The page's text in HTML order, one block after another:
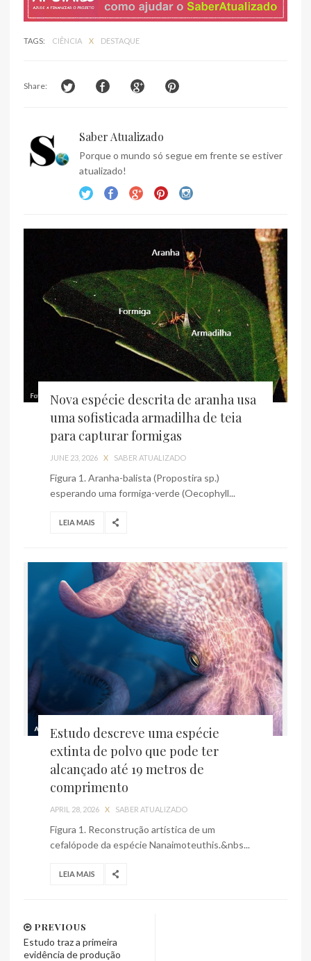
TAGS: CIÊNCIA X DESTAQUE
Share:
Saber Atualizado
Porque o mundo só segue em frente se estiver
atualizado!
Nova espécie descrita de aranha usa
uma sofisticada armadilha de teia
para capturar formigas
JUNE 23, 2026 X SABER ATUALIZADO
Figura 1. Aranha-balista (Propostira sp.)
esperando uma formiga-verde (Oecophyll...
LEIA MAIS
Estudo descreve uma espécie
extinta de polvo que pode ter
alcançado até 19 metros de
comprimento
APRIL 28, 2026 X SABER ATUALIZADO
Figura 1. Reconstrução artística de um
cefalópode da espécie Nanaimoteuthis.&nbs...
LEIA MAIS
PREVIOUS
Estudo traz a primeira
evidência de produção